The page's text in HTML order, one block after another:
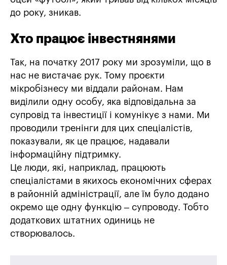
до року, зникав.
Хто працює інвестнянями
Так, на початку 2017 року ми зрозуміли, що в
нас не вистачає рук. Тому проєкти
мікробізнесу ми віддали районам. Нам
виділили одну особу, яка відповідальна за
супровід та інвестиції і комунікує з нами. Ми
проводили тренінги для цих спеціалістів,
показували, як це працює, надавали
інформаційну підтримку.
Це люди, які, наприклад, працюють
спеціалістами в якихось економічних сферах
в районній адміністрації, але їм було додано
окремо ще одну функцію – супроводу. Тобто
додаткових штатних одиниць не
створювалось.